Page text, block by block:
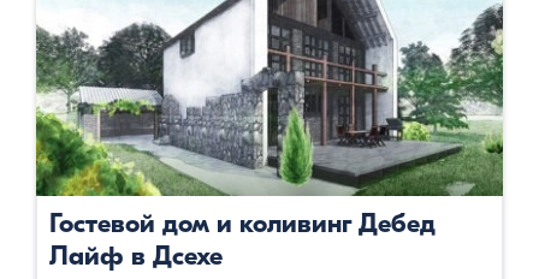
Гостевой дом и коливинг Дебед
Лайф в Дсехе